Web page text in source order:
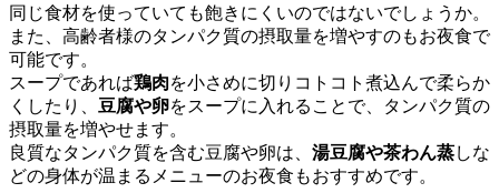
同じ食材を使っていても飽きにくいのではないでしょうか。
また、高齢者様のタンパク質の摂取量を増やすのもお夜食で
可能です。
スープであれば鶏肉を小さめに切りコトコト煮込んで柔らか
くしたり、 豆腐や卵をスープに入れることで、タンパク質の
摂取量を増やせます。
良質なタンパク質を含む豆腐や卵は、 湯豆腐や茶わん蒸しな
どの身体が温まるメニューのお夜食もおすすめです。